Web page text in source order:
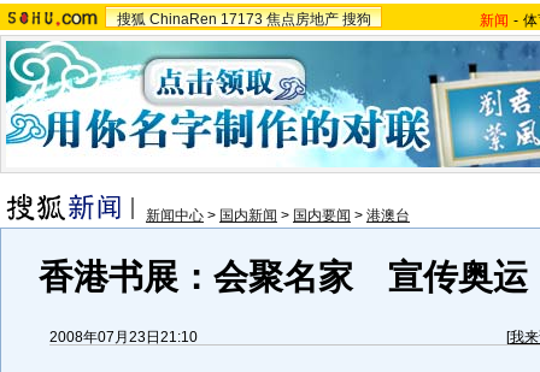
搜狐 ChinaRen 17173 焦点房地产 搜狗 新闻 -
新闻中心 > 国内新闻 > 国内要闻 > 港澳台
香港书展：会聚名家 宣传奥
2008年07月23日21:10 [我